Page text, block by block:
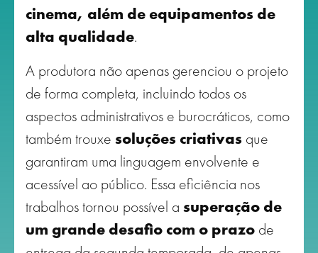
cinema, além de equipamentos de
alta qualidade.
A produtora não apenas gerenciou o projeto
de forma completa, incluindo todos os
aspectos administrativos e burocráticos, como
também trouxe soluções criativas que
garantiram uma linguagem envolvente e
acessível ao público. Essa eficiência nos
trabalhos tornou possível a superação de
um grande desafio com o prazo de